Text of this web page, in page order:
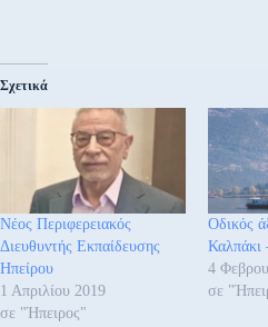
Σχετικά
Νέος Περιφερειακός
Διευθυντής Εκπαίδευσης
Ηπείρου
1 Απριλίου 2019
σε "Ήπειρος"
Οδικός
Καλπάκι
4
σε